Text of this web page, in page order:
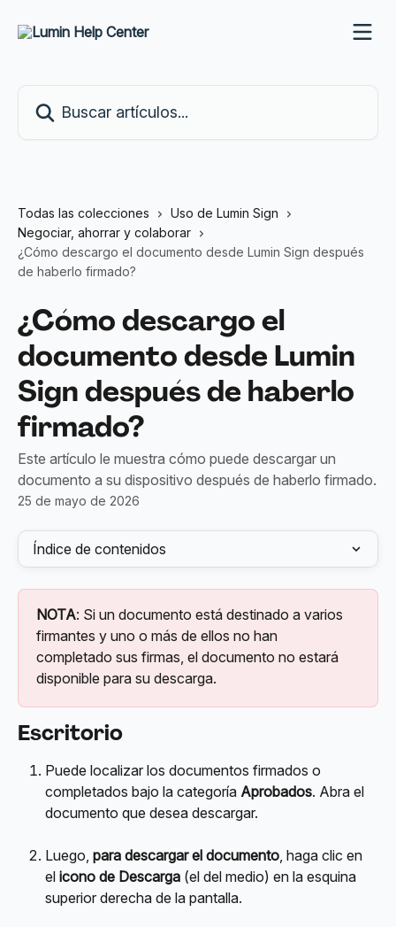
Todas las colecciones
Uso de Lumin Sign
Negociar, ahorrar y colaborar
¿Cómo descargo el documento desde Lumin Sign después
de haberlo firmado?
¿Cómo descargo el
documento desde Lumin
Sign después de haberlo
firmado?
Este artículo le muestra cómo puede descargar un
documento a su dispositivo después de haberlo firmado.
25 de mayo de 2026
Índice de contenidos
NOTA: Si un documento está destinado a varios
firmantes y uno o más de ellos no han
completado sus firmas, el documento no estará
disponible para su descarga.
Escritorio
Puede localizar los documentos firmados o
completados bajo la categoría Aprobados. Abra el
documento que desea descargar.
Luego, para descargar el documento, haga clic en
el icono de Descarga (el del medio) en la esquina
superior derecha de la pantalla.